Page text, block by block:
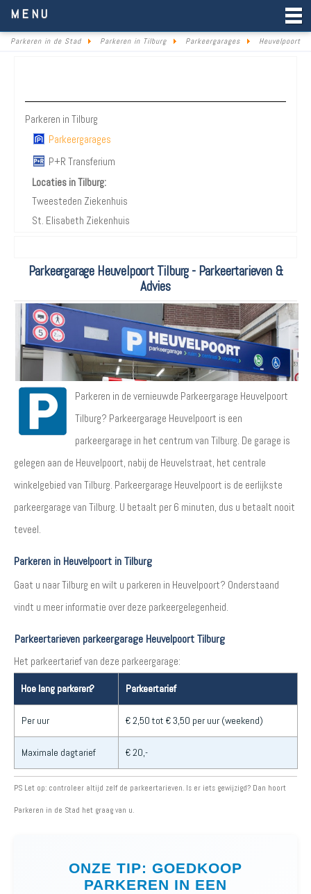
MENU
Parkeren in de Stad Parkeren in Tilburg Parkeergarages Heuvelpoort
Parkeren in Tilburg
Parkeergarages
P+R Transferium
Locaties in Tilburg:
Tweesteden Ziekenhuis
St. Elisabeth Ziekenhuis
Parkeergarage Heuvelpoort Tilburg - Parkeertarieven &
Advies
Parkeren in de vernieuwde Parkeergarage Heuvelpoort
Tilburg? Parkeergarage Heuvelpoort is een
parkeergarage in het centrum van Tilburg. De garage is
gelegen aan de Heuvelpoort, nabij de Heuvelstraat, het centrale
winkelgebied van Tilburg. Parkeergarage Heuvelpoort is de eerlijkste
parkeergarage van Tilburg. U betaalt per 6 minuten, dus u betaalt nooit
teveel.
Parkeren in Heuvelpoort in Tilburg
Gaat u naar Tilburg en wilt u parkeren in Heuvelpoort? Onderstaand
vindt u meer informatie over deze parkeergelegenheid.
Parkeertarieven parkeergarage Heuvelpoort Tilburg
Het parkeertarief van deze parkeergarage:
Hoe lang parkeren? Parkeertarief
Per uur € 2,50 tot € 3,50 per uur (weekend)
Maximale dagtarief € 20,-
PS Let op: controleer altijd zelf de parkeertarieven. Is er iets gewijzigd? Dan hoort
Parkeren in de Stad het graag van u.
ONZE TIP: GOEDKOOP
PARKEREN IN EEN